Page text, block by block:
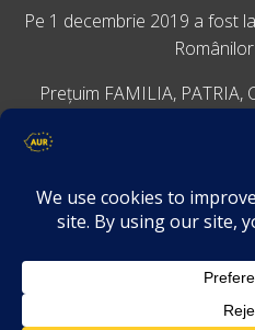
Pe 1 decembrie 2019 a fost
Românilor
Prețuim FAMILIA, PATRIA,
VINO
Descarcă
Termeni și condiții